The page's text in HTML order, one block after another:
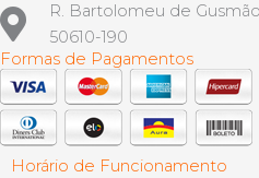
R. Bartolomeu de
50610-190
Formas de Pagamentos
Horário de Funcionamento